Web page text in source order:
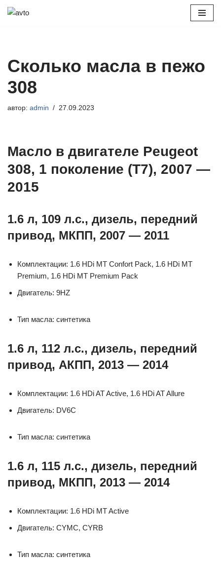
Сколько масла в пежо
308
автор: admin 27.09.2023
Масло в двигателе Peugeot
308, 1 поколение (T7), 2007 —
2015
1.6 л, 109 л.с., дизель, передний
привод, МКПП, 2007 — 2011
Комплектации: 1.6 HDi MT Confort Pack, 1.6 HDi MT
Premium, 1.6 HDi MT Premium Pack
Двигатель: 9HZ
Тип масла: синтетика
1.6 л, 112 л.с., дизель, передний
привод, АКПП, 2013 — 2014
Комплектации: 1.6 HDi AT Active, 1.6 HDi AT Allure
Двигатель: DV6C
Тип масла: синтетика
1.6 л, 115 л.с., дизель, передний
привод, МКПП, 2013 — 2014
Комплектации: 1.6 HDi MT Active
Двигатель: CYMC, CYRB
Тип масла: синтетика